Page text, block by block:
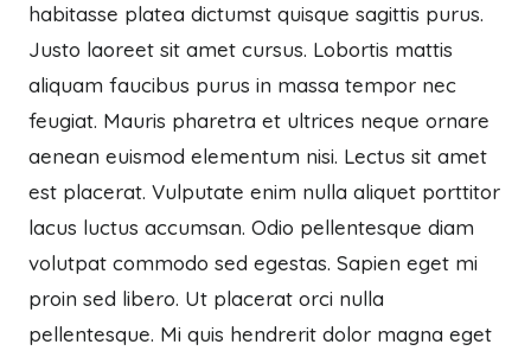
habitasse platea dictumst quisque sagittis purus.
Justo laoreet sit amet cursus. Lobortis mattis
aliquam faucibus purus in massa tempor nec
feugiat. Mauris pharetra et ultrices neque ornare
aenean euismod elementum nisi. Lectus sit amet
est placerat. Vulputate enim nulla aliquet porttitor
lacus luctus accumsan. Odio pellentesque diam
volutpat commodo sed egestas. Sapien eget mi
proin sed libero. Ut placerat orci nulla
pellentesque. Mi quis hendrerit dolor magna eget